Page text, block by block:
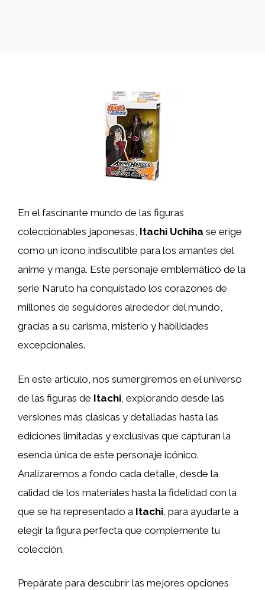
En el fascinante mundo de las figuras
coleccionables japonesas, Itachi Uchiha se erige
como un ícono indiscutible para los amantes del
anime y manga. Este personaje emblemático de la
serie Naruto ha conquistado los corazones de
millones de seguidores alrededor del mundo,
gracias a su carisma, misterio y habilidades
excepcionales.
En este artículo, nos sumergiremos en el universo
de las figuras de Itachi , explorando desde las
versiones más clásicas y detalladas hasta las
ediciones limitadas y exclusivas que capturan la
esencia única de este personaje icónico.
Analizaremos a fondo cada detalle, desde la
calidad de los materiales hasta la fidelidad con la
que se ha representado a Itachi , para ayudarte a
elegir la figura perfecta que complemente tu
colección.
Prepárate para descubrir las mejores opciones